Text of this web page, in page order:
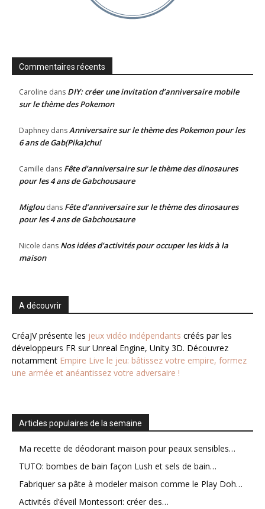
Commentaires récents
Caroline dans DIY: créer une invitation d’anniversaire mobile
sur le thème des Pokemon
Daphney dansAnniversaire sur le thème des Pokemon pour les
6 ans de Gab(Pika)chu!
Camille dans Fête d’anniversaire sur le thème des dinosaures
pour les 4 ans de Gabchousaure
Migloudans Fête d’anniversaire sur le thème des dinosaures
pour les 4 ans de Gabchousaure
Nicole dans Nos idées d’activités pour occuper les kids à la
maison
A découvrir
CréaJV présente les jeux vidéo indépendants créés par les
développeurs FR sur Unreal Engine, Unity 3D. Découvrez
notamment Empire Live le jeu: bâtissez votre empire, formez
une armée et anéantissez votre adversaire !
Articles populaires de la semaine
Ma recette de déodorant maison pour peaux sensibles…
TUTO: bombes de bain façon Lush et sels de bain…
Fabriquer sa pâte à modeler maison comme le Play Doh…
Activités d’éveil Montessori: créer des…